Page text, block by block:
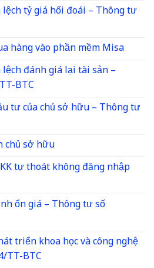
tỷ giá hối đoái – Thông tư
hàng vào phần mềm Misa
đánh giá lại tài sản –
BTC
tư của chủ sở hữu – Thông tư
chủ sở hữu
tự thoát không đăng nhập
ổn giá – Thông tư số
triển khoa học và công nghệ
TT-BTC